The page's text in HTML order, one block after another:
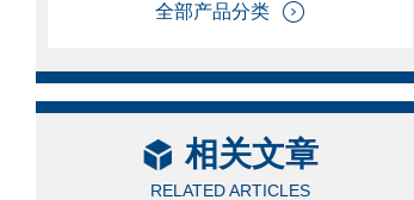
全部产品分类
相关文章
RELATED ARTICLES